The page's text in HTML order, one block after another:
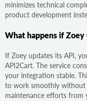
minimizes technical
product development
What happens if Zoey
If Zoey updates its API,
API2Cart. The service
your integration stable.
to work smoothly without
maintenance efforts from